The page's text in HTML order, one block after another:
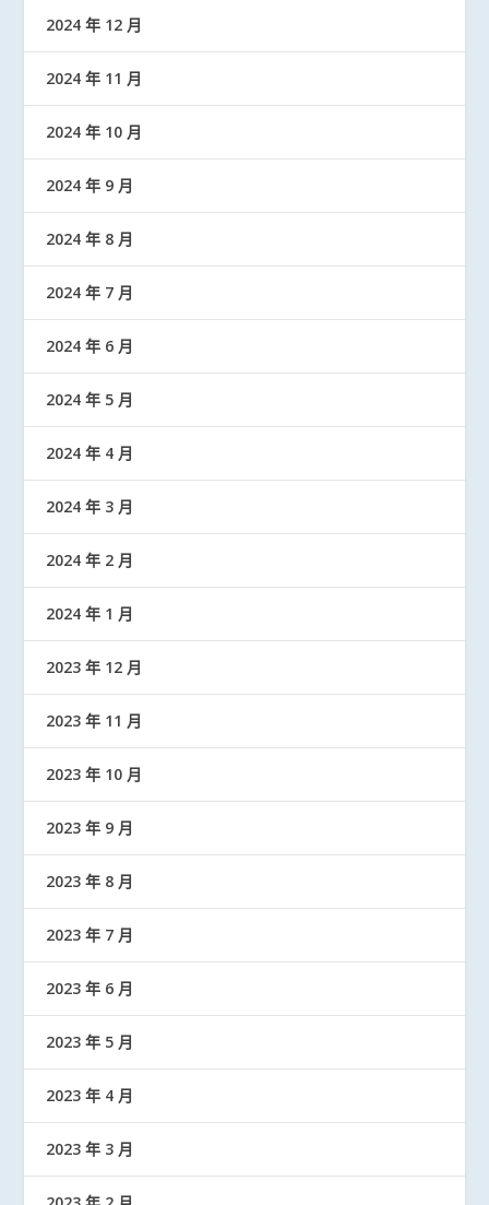
2024 年 12 月
2024 年 11 月
2024 年 10 月
2024 年 9 月
2024 年 8 月
2024 年 7 月
2024 年 6 月
2024 年 5 月
2024 年 4 月
2024 年 3 月
2024 年 2 月
2024 年 1 月
2023 年 12 月
2023 年 11 月
2023 年 10 月
2023 年 9 月
2023 年 8 月
2023 年 7 月
2023 年 6 月
2023 年 5 月
2023 年 4 月
2023 年 3 月